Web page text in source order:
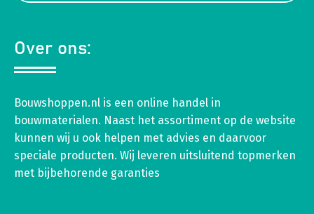
Over ons:
Bouwshoppen.nl is een online handel in
bouwmaterialen. Naast het assortiment op de website
kunnen wij u ook helpen met advies en daarvoor
speciale producten. Wij leveren uitsluitend topmerken
met bijbehorende garanties